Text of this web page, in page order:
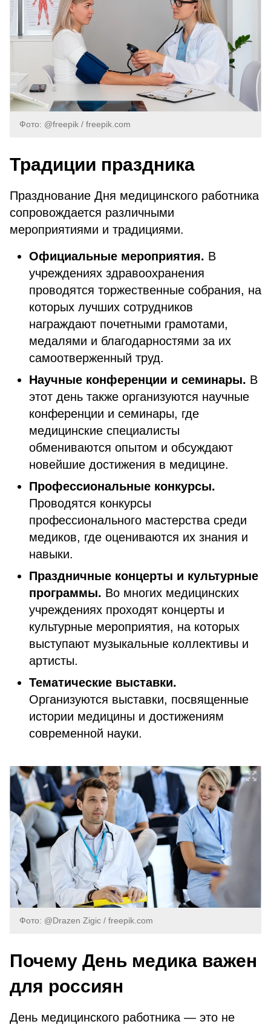
Фото: @freepik / freepik.com
Традиции праздника
Празднование Дня медицинского работника
сопровождается различными
мероприятиями и традициями.
Официальные мероприятия. В
учреждениях здравоохранения
проводятся торжественные собрания, на
которых лучших сотрудников
награждают почетными грамотами,
медалями и благодарностями за их
самоотверженный труд.
Научные конференции и семинары. В
этот день также организуются научные
конференции и семинары, где
медицинские специалисты
обмениваются опытом и обсуждают
новейшие достижения в медицине.
Профессиональные конкурсы.
Проводятся конкурсы
профессионального мастерства среди
медиков, где оцениваются их знания и
навыки.
Праздничные концерты и культурные
программы. Во многих медицинских
учреждениях проходят концерты и
культурные мероприятия, на которых
выступают музыкальные коллективы и
артисты.
Тематические выставки.
Организуются выставки, посвященные
истории медицины и достижениям
современной науки.
Фото: @Drazen Zigic / freepik.com
Почему День медика важен
для россиян
День медицинского работника — это не